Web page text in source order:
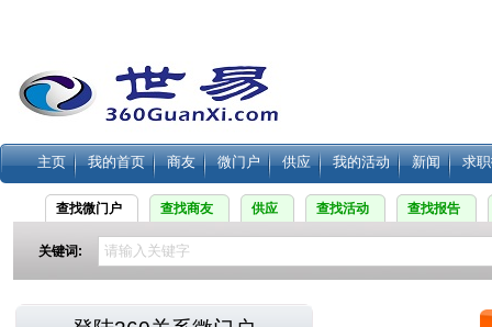
主页 我的首页 商友 微门户 供应 我的活动 新闻 求
查找微门户 查找商友 供应 查找活动 查找报告
关键词: